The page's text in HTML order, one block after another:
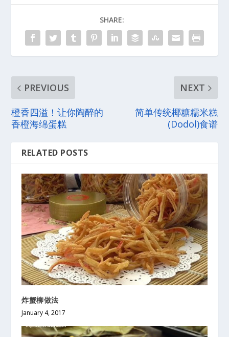
SHARE:
PREVIOUS
橙香四溢！让你陶醉的
香橙海绵蛋糕
NEXT
简单传统椰糖糯米糕
(Dodol)食谱
RELATED POSTS
炸蟹柳做法
January 4, 2017